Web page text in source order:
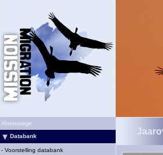
Homepage
Databank
- Voorstelling databank